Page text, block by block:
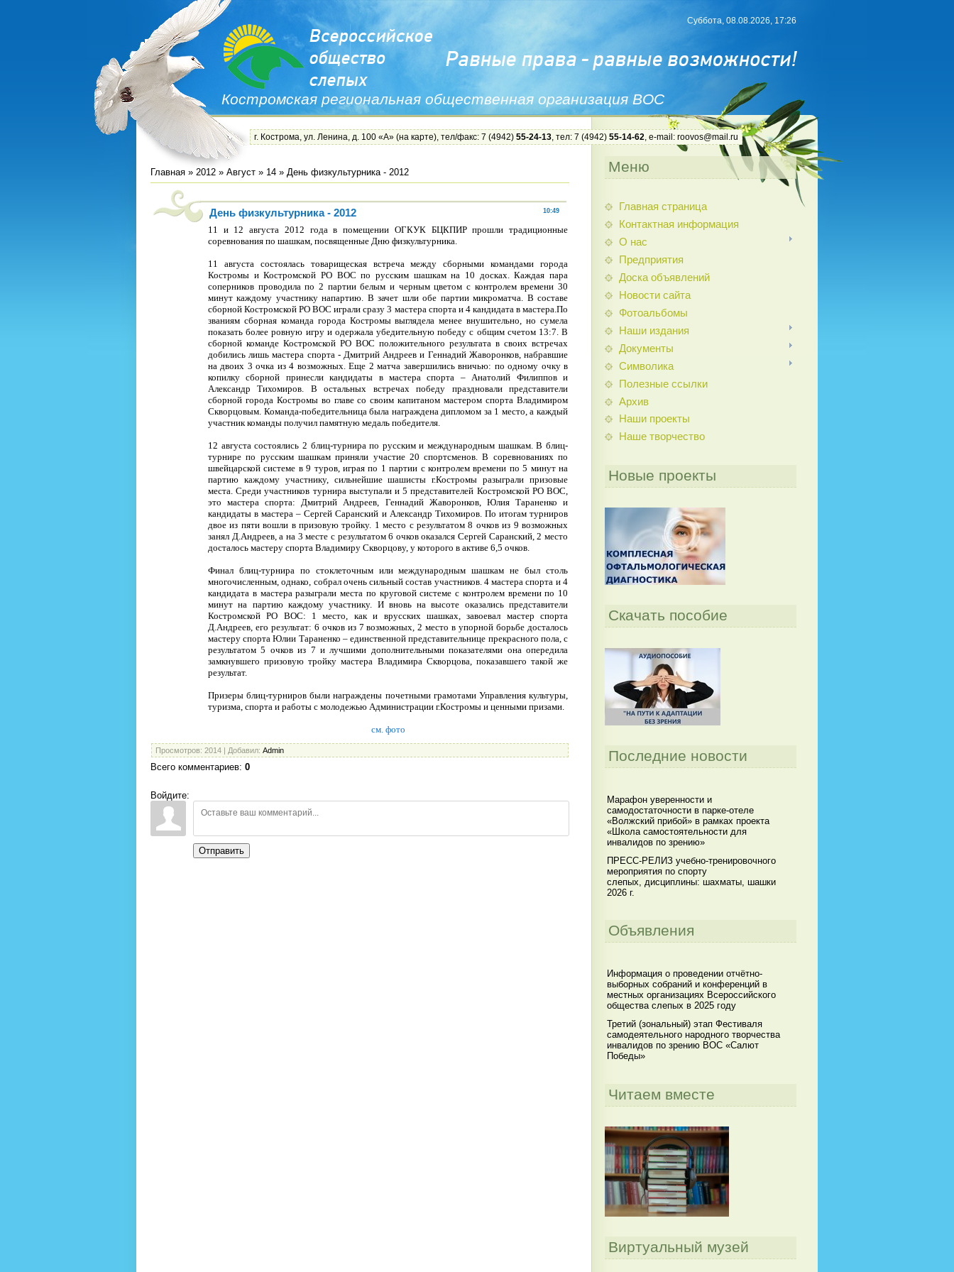
Костромская региональная общественная организация ВОС
Суббота, 08.08.2026, 17:26
г. Кострома, ул. Ленина, д. 100 «А» (на карте), тел/факс: 7 (4942) 55-24-13, тел: 7 (4942) 55-14-62, e-mail: roovos@mail.ru
Главная » 2012 » Август » 14 » День физкультурника - 2012
10:49
День физкультурника - 2012
11 и 12 августа 2012 года в помещении ОГКУК БЦКПИР прошли традиционные
соревнования по шашкам, посвященные Дню физкультурника.
11 августа состоялась товарищеская встреча между сборными командами города
Костромы и Костромской РО ВОС по русским шашкам на 10 досках. Каждая пара
соперников проводила по 2 партии белым и черным цветом с контролем времени 30
минут каждому участнику напартию. В зачет шли обе партии микроматча. В составе
сборной Костромской РО ВОС играли сразу 3 мастера спорта и 4 кандидата в мастера.По
званиям сборная команда города Костромы выглядела менее внушительно, но сумела
показать более ровную игру и одержала убедительную победу с общим счетом 13:7. В
сборной команде Костромской РО ВОС положительного результата в своих встречах
добились лишь мастера спорта - Дмитрий Андреев и Геннадий Жаворонков, набравшие
на двоих 3 очка из 4 возможных. Еще 2 матча завершились вничью: по одному очку в
копилку сборной принесли кандидаты в мастера спорта – Анатолий Филиппов и
Александр Тихомиров. В остальных встречах победу праздновали представители
сборной города Костромы во главе со своим капитаном мастером спорта Владимиром
Скворцовым. Команда-победительница была награждена дипломом за 1 место, а каждый
участник команды получил памятную медаль победителя.
12 августа состоялись 2 блиц-турнира по русским и международным шашкам. В блиц-
турнире по русским шашкам приняли участие 20 спортсменов. В соревнованиях по
швейцарской системе в 9 туров, играя по 1 партии с контролем времени по 5 минут на
партию каждому участнику, сильнейшие шашисты г.Костромы разыграли призовые
места. Среди участников турнира выступали и 5 представителей Костромской РО ВОС,
это мастера спорта: Дмитрий Андреев, Геннадий Жаворонков, Юлия Тараненко и
кандидаты в мастера – Сергей Саранский и Александр Тихомиров. По итогам турниров
двое из пяти вошли в призовую тройку. 1 место с результатом 8 очков из 9 возможных
занял Д.Андреев, а на 3 месте с результатом 6 очков оказался Сергей Саранский, 2 место
досталось мастеру спорта Владимиру Скворцову, у которого в активе 6,5 очков.
Финал блиц-турнира по стоклеточным или международным шашкам не был столь
многочисленным, однако, собрал очень сильный состав участников. 4 мастера спорта и 4
кандидата в мастера разыграли места по круговой системе с контролем времени по 10
минут на партию каждому участнику. И вновь на высоте оказались представители
Костромской РО ВОС: 1 место, как и врусских шашках, завоевал мастер спорта
Д.Андреев, его результат: 6 очков из 7 возможных, 2 место в упорной борьбе досталось
мастеру спорта Юлии Тараненко – единственной представительнице прекрасного пола, с
результатом 5 очков из 7 и лучшими дополнительными показателями она опередила
замкнувшего призовую тройку мастера Владимира Скворцова, показавшего такой же
результат.
Призеры блиц-турниров были награждены почетными грамотами Управления культуры,
туризма, спорта и работы с молодежью Администрации г.Костромы и ценными призами.
см. фото
Просмотров: 2014 | Добавил: Admin
Всего комментариев: 0
Войдите:
Отправить
Меню
Главная страница
Контактная информация
О нас
Предприятия
Доска объявлений
Новости сайта
Фотоальбомы
Наши издания
Документы
Символика
Полезные ссылки
Архив
Наши проекты
Наше творчество
Новые проекты
Скачать пособие
Последние новости
Марафон уверенности и
самодостаточности в парке-отеле
«Волжский прибой» в рамках проекта
«Школа самостоятельности для
инвалидов по зрению»
ПРЕСС-РЕЛИЗ учебно-тренировочного
мероприятия по спорту
слепых, дисциплины: шахматы, шашки
2026 г.
Объявления
Информация о проведении отчётно-
выборных собраний и конференций в
местных организациях Всероссийского
общества слепых в 2025 году
Третий (зональный) этап Фестиваля
самодеятельного народного творчества
инвалидов по зрению ВОС «Салют
Победы»
Читаем вместе
Виртуальный музей